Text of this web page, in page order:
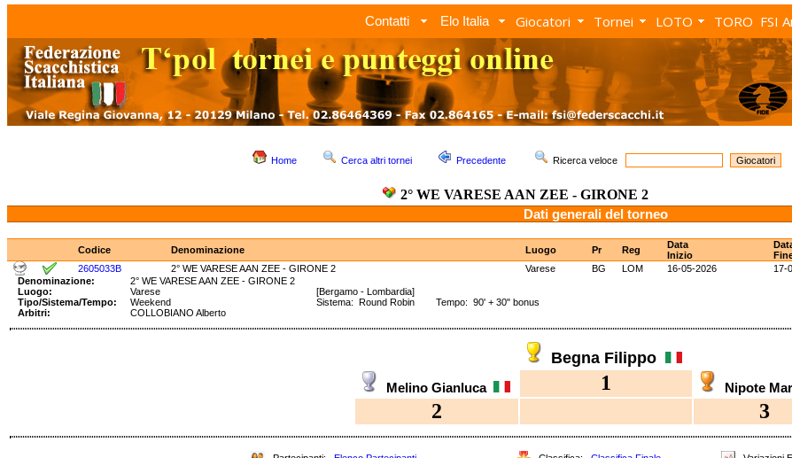
Contatti Elo Italia Giocatori Tornei LOTO TORO FSI
Home Cerca altri tornei Precedente Ricerca veloce
2° WE VARESE AAN ZEE - GIRONE 2
Dati generali del torneo
Codice Denominazione Luogo Pr Reg
Data
Inizio
2605033B
2° WE VARESE AAN ZEE - GIRONE 2 Varese BG LOM 16-05-2026 17-
Denominazione:
2° WE VARESE AAN ZEE - GIRONE 2
Luogo:
Varese
[Bergamo - Lombardia]
Tipo/Sistema/Tempo:
Weekend
Sistema: Round Robin Tempo: 90' + 30" bonus
Arbitri:
COLLOBIANO Alberto
Begna Filippo
Melino Gianluca 1 Nipote
2 3